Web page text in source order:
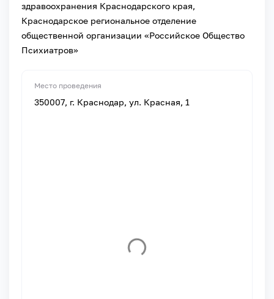
здравоохранения Краснодарского края,
Краснодарское региональное отделение
общественной организации «Российское Общество
Психиатров»
Место проведения
350007, г. Краснодар, ул. Красная, 1